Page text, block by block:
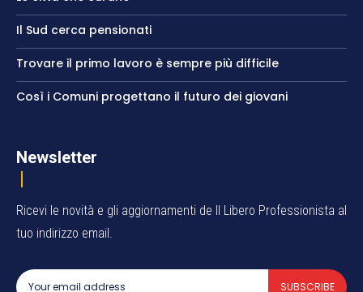
Il Sud cerca pensionati
Trovare il primo lavoro è sempre più difficile
Così i Comuni progettano il futuro dei giovani
Newsletter
Ricevi le novità e gli aggiornamenti de Il Libero Professionista al
tuo indirizzo email.
SUBSCRIBE